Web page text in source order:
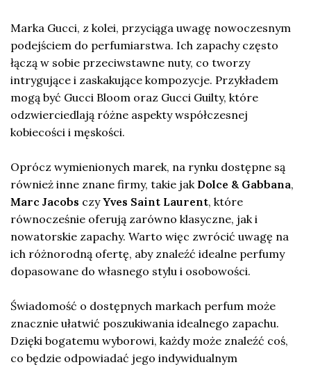
Marka Gucci, z kolei, przyciąga uwagę nowoczesnym
podejściem do perfumiarstwa. Ich zapachy często
łączą w sobie przeciwstawne nuty, co tworzy
intrygujące i zaskakujące kompozycje. Przykładem
mogą być Gucci Bloom oraz Gucci Guilty, które
odzwierciedlają różne aspekty współczesnej
kobiecości i męskości.
Oprócz wymienionych marek, na rynku dostępne są
również inne znane firmy, takie jak Dolce & Gabbana,
Marc Jacobs czyYves Saint Laurent, które
równocześnie oferują zarówno klasyczne, jak i
nowatorskie zapachy. Warto więc zwrócić uwagę na
ich różnorodną ofertę, aby znaleźć idealne perfumy
dopasowane do własnego stylu i osobowości.
Świadomość o dostępnych markach perfum może
znacznie ułatwić poszukiwania idealnego zapachu.
Dzięki bogatemu wyborowi, każdy może znaleźć coś,
co będzie odpowiadać jego indywidualnym